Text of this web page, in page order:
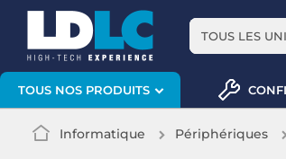
TOUS LES
TOUS NOS PRODUITS
Informatique Périphériques